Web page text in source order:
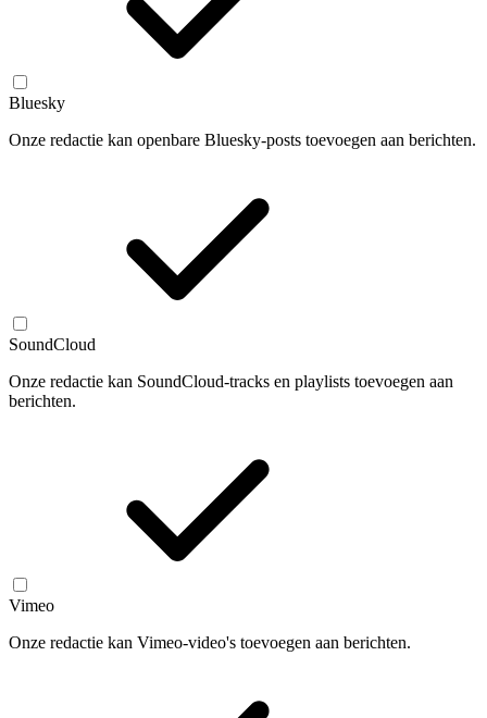
Bluesky
Onze redactie kan openbare Bluesky-posts toevoegen aan berichten.
SoundCloud
Onze redactie kan SoundCloud-tracks en playlists toevoegen aan
berichten.
Vimeo
Onze redactie kan Vimeo-video's toevoegen aan berichten.